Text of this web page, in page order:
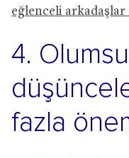
eğlenceli
4.
fazla